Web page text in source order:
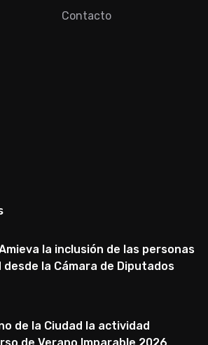
Contacto
la inclusión de las personas
la Cámara de Diputados
de la Ciudad la actividad